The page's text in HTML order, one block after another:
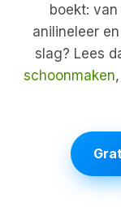
boekt:
anilineleer
slag? Lees
schoonmaken